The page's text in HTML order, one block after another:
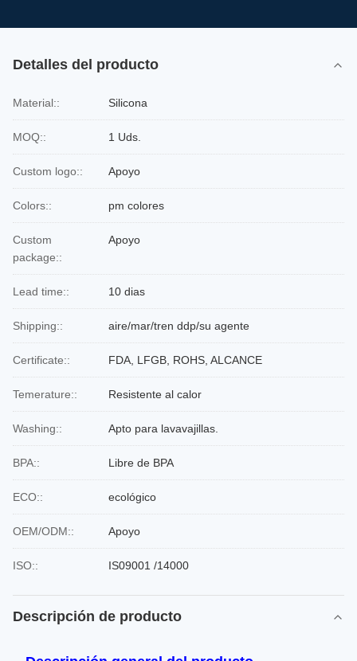
Detalles del producto
Material:: Silicona
MOQ:: 1 Uds.
Custom logo:: Apoyo
Colors:: pm colores
Custom
package::
Apoyo
Lead time:: 10 dias
Shipping:: aire/mar/tren ddp/su agente
Certificate:: FDA, LFGB, ROHS, ALCANCE
Temerature:: Resistente al calor
Washing:: Apto para lavavajillas.
BPA:: Libre de BPA
ECO:: ecológico
OEM/ODM:: Apoyo
ISO:: IS09001 /14000
Descripción de producto